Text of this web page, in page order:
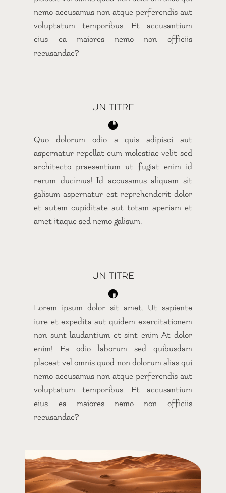
nemo accusamus non atque perferendis aut
voluptatum temporibus. Et accusantium
eius ea maiores nemo non officiis
recusandae?
UN TITRE
🟠
Quo dolorum odio a quis adipisci aut
aspernatur repellat eum molestiae velit sed
architecto praesentium ut fugiat enim id
rerum ducimus! Id accusamus aliquam sit
galisum aspernatur est reprehenderit dolor
et autem cupiditate aut totam aperiam et
amet itaque sed nemo galisum.
UN TITRE
🟠
Lorem ipsum dolor sit amet. Ut sapiente
iure et expedita aut quidem exercitationem
non sunt laudantium et sint enim At dolor
enim! Ea odio laborum sed quibusdam
placeat vel omnis quod non dolorum alias qui
nemo accusamus non atque perferendis aut
voluptatum temporibus. Et accusantium
eius ea maiores nemo non officiis
recusandae?